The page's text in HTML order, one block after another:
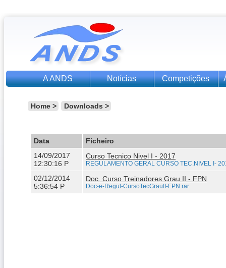
A ANDS Notícias Competições
Home > Downloads >
Data
Ficheiro
14/09/2017
12:30:16 P
Curso Tecnico Nivel I - 2017
REGULAMENTO GERAL CURSO TEC.NIVEL I-
02/12/2014
5:36:54 P
Doc. Curso Treinadores Grau II - FPN
Doc-e-Regul-CursoTecGrauII-FPN.rar